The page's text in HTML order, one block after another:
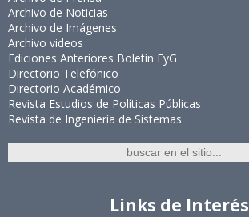
Archivo de Noticias
Archivo de Imágenes
Archivo videos
Ediciones Anteriores Boletín EyG
Directorio Telefónico
Directorio Académico
Revista Estudios de Políticas Públicas
Revista de Ingeniería de Sistemas
Links de Interés